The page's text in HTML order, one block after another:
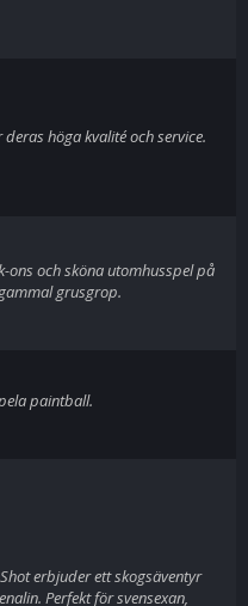
höga kvalité och service.
ons och sköna utomhusspel på
grusgrop.
paintball.
erbjuder ett skogsäventyr
Perfekt för svensexan,